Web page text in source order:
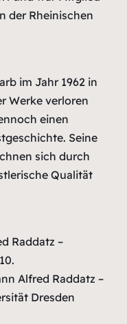
der Rheinischen
im Jahr 1962 in
Werke verloren
einen
Seine
sich durch
Qualität
Raddatz –
Alfred Raddatz –
Dresden